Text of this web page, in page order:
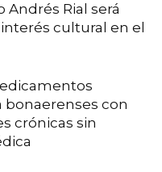
Andrés Rial será
cultural en el
bonaerenses con
crónicas sin